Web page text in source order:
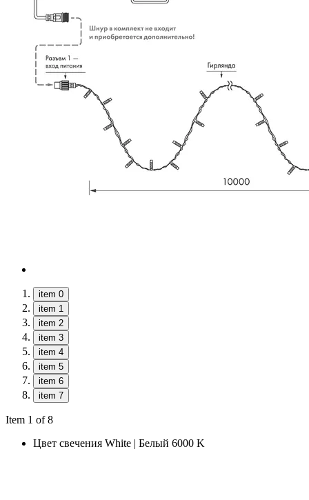
item 0
item 1
item 2
item 3
item 4
item 5
item 6
item 7
Item 1 of 8
Цвет свечения White | Белый 6000 K